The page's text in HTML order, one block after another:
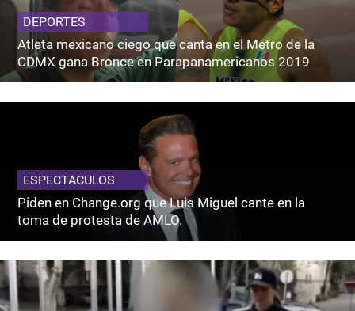
DEPORTES
Atleta mexicano ciego que canta en el Metro de la
CDMX gana Bronce en Parapanamericanos 2019
ESPECTACULOS
Piden en Change.org que Luis Miguel cante en la
toma de protesta de AMLO.